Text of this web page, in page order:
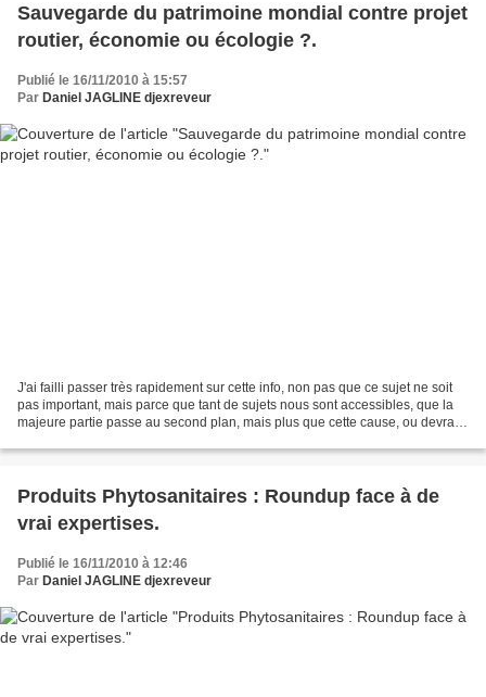
Sauvegarde du patrimoine mondial contre projet
routier, économie ou écologie ?.
Publié le 16/11/2010 à 15:57
Par Daniel JAGLINE djexreveur
J'ai failli passer très rapidement sur cette info, non pas que ce sujet ne soit
pas important, mais parce que tant de sujets nous sont accessibles, que la
majeure partie passe au second plan, mais plus que cette cause, ou devrais-
Produits Phytosanitaires : Roundup face à de
vrai expertises.
Publié le 16/11/2010 à 12:46
Par Daniel JAGLINE djexreveur